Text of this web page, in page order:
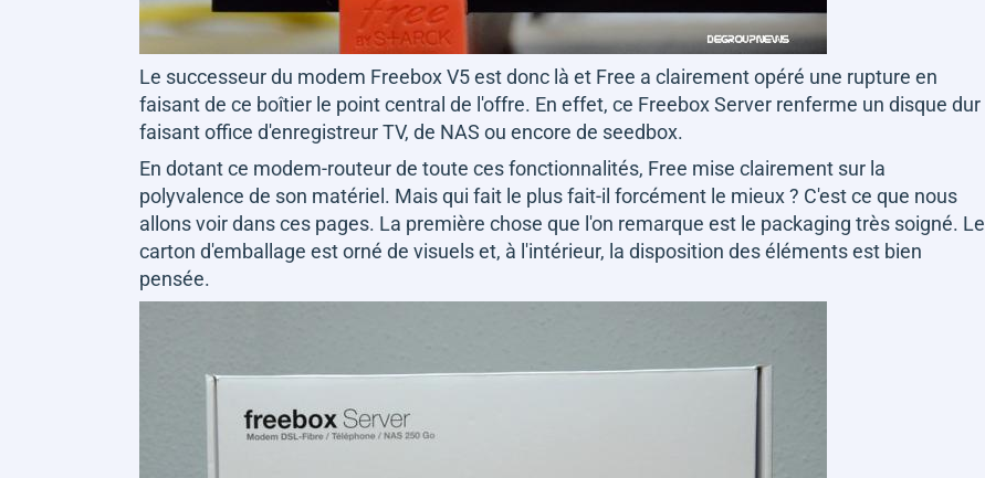
Le successeur du modem Freebox V5 est donc là et Free a clairement opéré une rupture en
faisant de ce boîtier le point central de l'offre. En effet, ce Freebox Server renferme un disque dur
faisant office d'enregistreur TV, de NAS ou encore de seedbox.
En dotant ce modem-routeur de toute ces fonctionnalités, Free mise clairement sur la
polyvalence de son matériel. Mais qui fait le plus fait-il forcément le mieux ? C'est ce que nous
allons voir dans ces pages. La première chose que l'on remarque est le packaging très soigné. Le
carton d'emballage est orné de visuels et, à l'intérieur, la disposition des éléments est bien
pensée.